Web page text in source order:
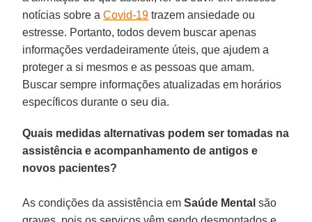
notícias sobre aCovid-19 trazem ansiedade ou
estresse. Portanto, todos devem buscar apenas
informações verdadeiramente úteis, que ajudem a
proteger a si mesmos e as pessoas que amam.
Buscar sempre informações atualizadas em horários
específicos durante o seu dia.
Quais medidas alternativas podem ser tomadas na
assistência e acompanhamento de antigos e
novos pacientes?
As condições da assistência emSaúde Mental são